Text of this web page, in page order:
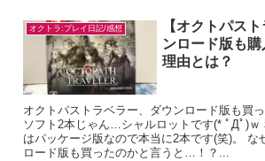
オクトラ:プレイ日記/感想
【オクトパス
ンロード版も
理由とは？
オクトパストラベラー、ダウンロード版も買
ソフト2本じゃん…シャルロットです(* ﾟДﾟ)ｗ
はパッケージ版なので本当に2本です(笑)。 な
ロード版も買ったのかと言うと…！？...